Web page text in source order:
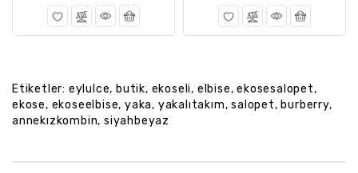
Etiketler: eylulce, butik, ekoseli, elbise,ekosesalopet,
ekose, ekoseelbise,yaka, yakalıtakım,salopet, burberry,
annekızkombin,siyahbeyaz